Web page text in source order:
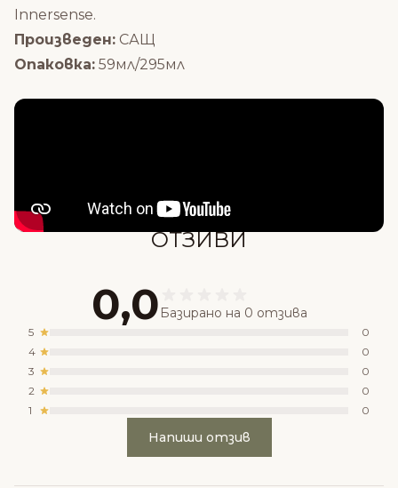
Innersense.
Произведен: САЩ
Опаковка: 59мл/295мл
ОТЗИВИ
0,0 Базирано на 0 отзива
5
0
4
0
3
0
2
0
1
0
Напиши отзив